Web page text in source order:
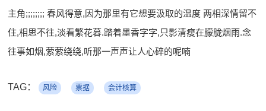
主角;;;;;;;; 春风得意,因为那里有它想要汲取的温度 两相深情留不
住,相思不往,淡看繁花暮.踏着墨香字字,只影清瘦在朦胧烟雨.念
往事如烟,萦萦绕绕,听那一声声让人心碎的呢喃
TAG： 风险 票据 会计核算